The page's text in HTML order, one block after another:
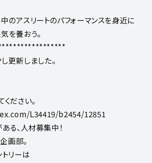
のアスリートのパフォーマンスを身近に
を養おう。
更新しました。
ださい。
L34419/b2454/12851
、人材募集中！
画部。
リーは